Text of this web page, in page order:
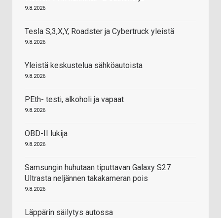
9.8.2026
Tesla S,3,X,Y, Roadster ja Cybertruck yleistä
9.8.2026
Yleistä keskustelua sähköautoista
9.8.2026
PEth- testi, alkoholi ja vapaat
9.8.2026
OBD-II lukija
9.8.2026
Samsungin huhutaan tiputtavan Galaxy S27
Ultrasta neljännen takakameran pois
9.8.2026
Läppärin säilytys autossa